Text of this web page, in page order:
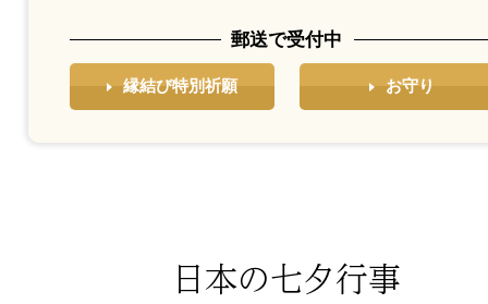
郵送で受付中
縁結び特別祈願 お守り
日本の七夕行事